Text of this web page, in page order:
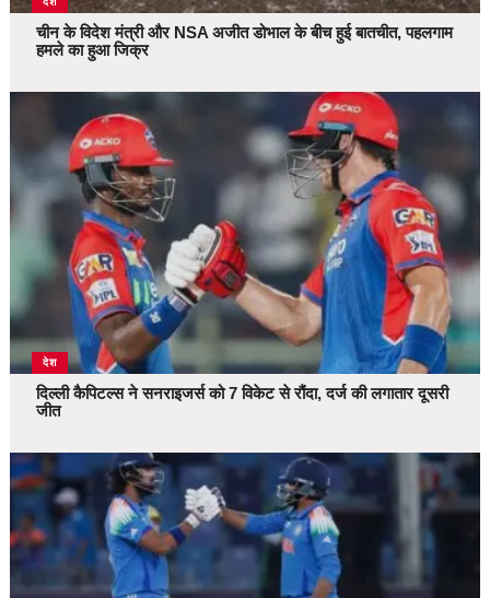
चीन के विदेश मंत्री और NSA अजीत डोभाल के बीच हुई बातचीत, पहलगाम
हमले का हुआ जिक्र
देश
दिल्ली कैपिटल्स ने सनराइजर्स को 7 विकेट से रौंदा, दर्ज की लगातार दूसरी
जीत